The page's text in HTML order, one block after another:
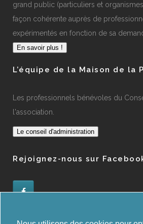
grand public (particuliers et
façon cohérente auprès de
expérimentés en fonction de sa
En savoir plus !
L’équipe de la Maison de la
Les professionnels bénévoles du
l'association.
Le conseil d'administration
Rejoignez-nous sur
Administration des